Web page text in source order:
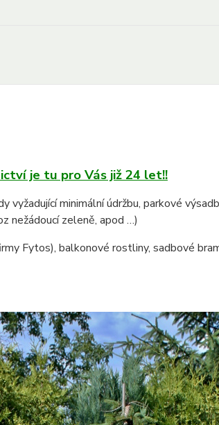
je tu pro Vás již 24 let!!
vyžadující minimální údržbu, parkové
nežádoucí zeleně, apod …)
Fytos), balkonové rostliny, sadbové